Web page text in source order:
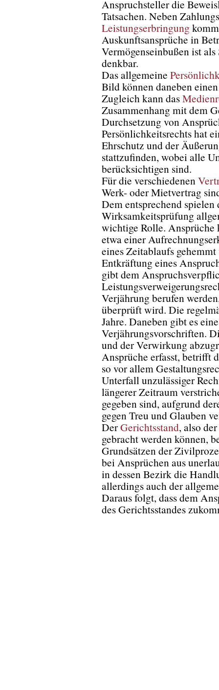
Anspruchsteller die
Tatsachen. Neben
Leistungserbringung
Auskunftsansprüche in
Vermögenseinbußen ist
denkbar.
Das allgemeine
Bild können daneben
Zugleich kann das
Zusammenhang mit dem
Durchsetzung von
Persönlichkeitsrechts hat
Ehrschutz und der
stattzufinden, wobei alle
berücksichtigen sind.
Für die verschiedenen
Werk- oder Mietvertrag
Dem entsprechend
Wirksamkeitsprüfung
wichtige Rolle. Ansprüche
etwa einer
eines Zeitablaufs
Entkräftung eines
gibt dem
Verjährung berufen
überprüft wird. Die
Jahre. Daneben gibt es
Verjährungsvorschriften.
und der Verwirkung
Ansprüche erfasst, betrifft
so vor allem
Unterfall unzulässiger
längerer Zeitraum
gegeben sind, aufgrund
gegen Treu und Glauben
DerGerichtsstand, also
gebracht werden können,
Grundsätzen der
bei Ansprüchen aus
in dessen Bezirk die
allerdings auch der
Daraus folgt, dass dem
des Gerichtsstandes